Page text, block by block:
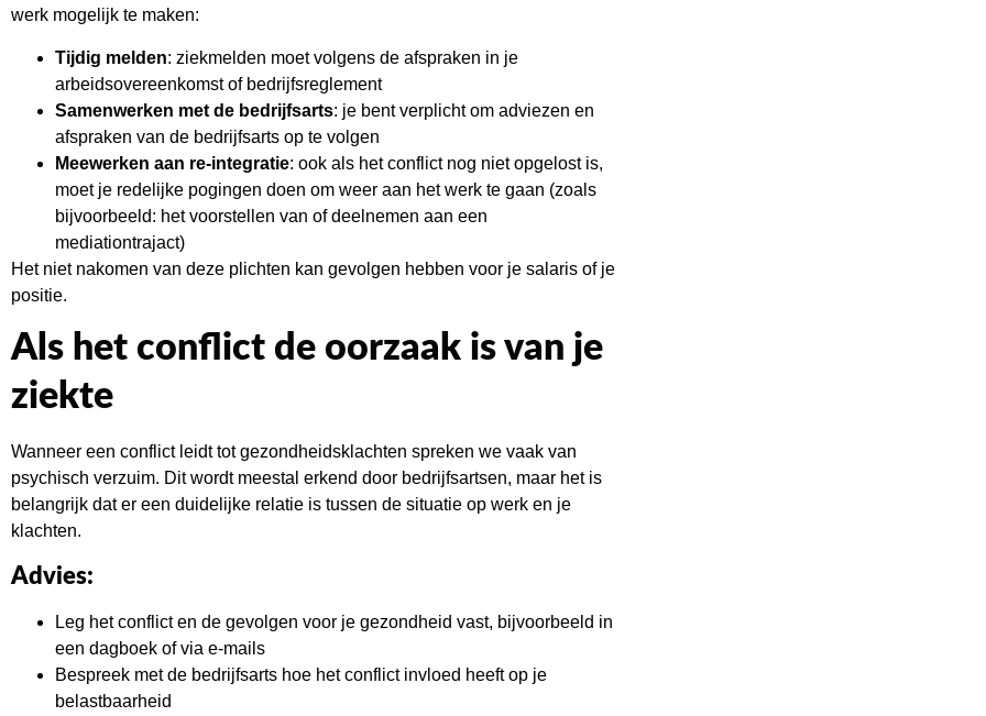
werk mogelijk te maken:
Tijdig melden: ziekmelden moet volgens de afspraken in je
arbeidsovereenkomst of bedrijfsreglement
Samenwerken met de bedrijfsarts: je bent verplicht om adviezen en
afspraken van de bedrijfsarts op te volgen
Meewerken aan re-integratie: ook als het conflict nog niet opgelost is,
moet je redelijke pogingen doen om weer aan het werk te gaan (zoals
bijvoorbeeld: het voorstellen van of deelnemen aan een
mediationtrajact)
Het niet nakomen van deze plichten kan gevolgen hebben voor je salaris of je
positie.
Als het conflict de oorzaak is van je
ziekte
Wanneer een conflict leidt tot gezondheidsklachten spreken we vaak van
psychisch verzuim. Dit wordt meestal erkend door bedrijfsartsen, maar het is
belangrijk dat er een duidelijke relatie is tussen de situatie op werk en je
klachten.
Advies:
Leg het conflict en de gevolgen voor je gezondheid vast, bijvoorbeeld in
een dagboek of via e-mails
Bespreek met de bedrijfsarts hoe het conflict invloed heeft op je
belastbaarheid